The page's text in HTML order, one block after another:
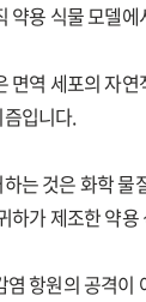
용 식물 모델
역 세포의 자
입니다.
는 것은 화학 물
가 제조한 약
항원의 공격이